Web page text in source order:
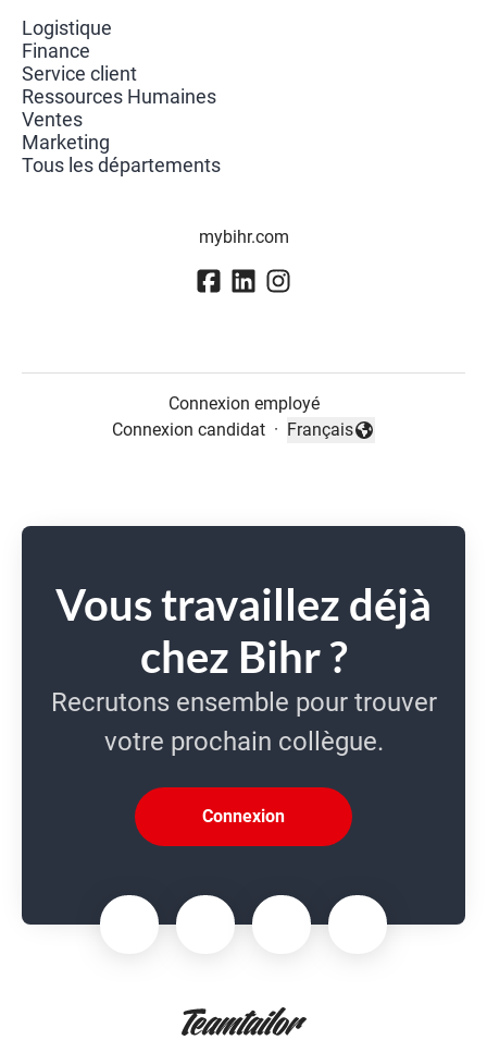
Logistique
Finance
Service client
Ressources Humaines
Ventes
Marketing
Tous les départements
mybihr.com
Connexion employé
Connexion candidat ·
Changer la langue
Français
Vous travaillez déjà
chez Bihr ?
Recrutons ensemble pour trouver
votre prochain collègue.
Connexion